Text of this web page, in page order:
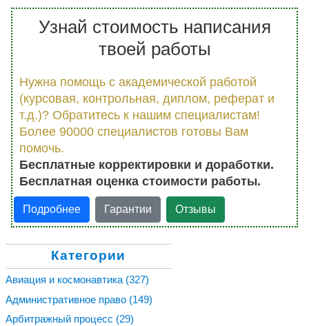
Узнай стоимость написания
твоей работы
Нужна помощь с академической работой
(курсовая, контрольная, диплом, реферат и
т.д.)? Обратитесь к нашим специалистам!
Более 90000 специалистов готовы Вам
помочь.
Бесплатные корректировки и доработки.
Бесплатная оценка стоимости работы.
Подробнее Гарантии Отзывы
Категории
Авиация и космонавтика (327)
Административное право (149)
Арбитражный процесс (29)